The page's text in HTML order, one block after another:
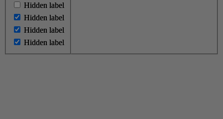
Hidden label
Hidden label
Hidden label
Hidden label
Hidden label
Hidden label
Hidden label
Hidden label